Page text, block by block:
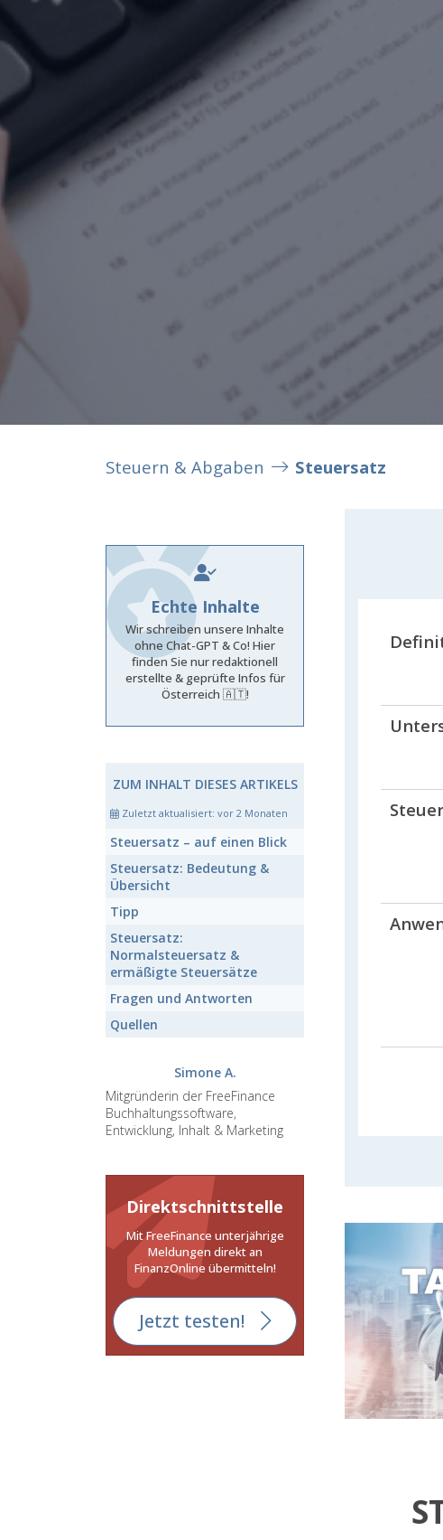
Steuern & Abgaben Steuersatz
Echte Inhalte
Wir schreiben unsere Inhalte
ohne Chat-GPT & Co! Hier
finden Sie nur redaktionell
erstellte & geprüfte Infos für
Österreich 🇦🇹!
ZUM INHALT DIESES ARTIKELS
Zuletzt aktualisiert: vor 2 Monaten
Steuersatz – auf einen Blick
Steuersatz: Bedeutung &
Übersicht
Tipp
Steuersatz:
Normalsteuersatz &
ermäßigte Steuersätze
Fragen und Antworten
Quellen
Simone A.
Mitgründerin der FreeFinance
Buchhaltungssoftware,
Entwicklung, Inhalt & Marketing
Direktschnittstelle
Mit FreeFinance unterjährige
Meldungen direkt an
FinanzOnline übermitteln!
Jetzt testen!